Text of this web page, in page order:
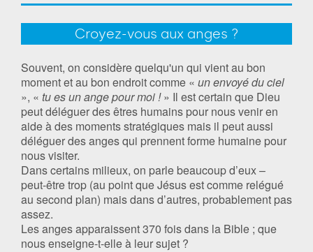
Croyez-vous aux anges ?
Souvent, on considère quelqu'un qui vient au bon
moment et au bon endroit comme « un envoyé du ciel
», « tu es un ange pour moi !» Il est certain que Dieu
peut déléguer des êtres humains pour nous venir en
aide à des moments stratégiques mais il peut aussi
déléguer des anges qui prennent forme humaine pour
nous visiter.
Dans certains milieux, on parle beaucoup d’eux –
peut-être trop (au point que Jésus est comme relégué
au second plan) mais dans d’autres, probablement pas
assez.
Les anges apparaissent 370 fois dans la Bible ; que
nous enseigne-t-elle à leur sujet ?